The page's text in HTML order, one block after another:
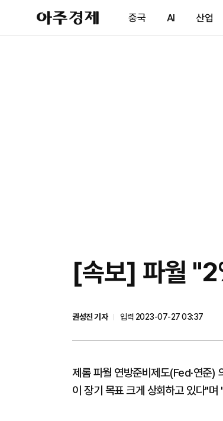
아
주
제
중국 AI 산업
[속보] 파월
권성진 기자
입력 2023-07-27 03:37
제롬 파월 연방준비제도(Fed·연준
이 장기 목표 크게 상회하고 있다"